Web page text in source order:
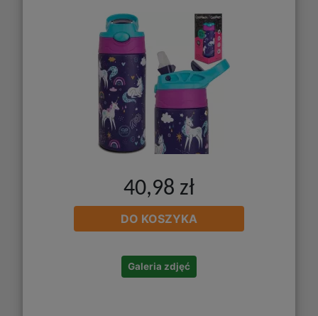
40,98 zł
DO KOSZYKA
Galeria zdjęć